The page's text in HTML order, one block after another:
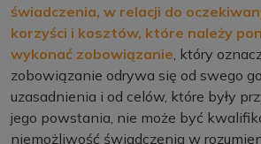
świadczenia, w relacji do
korzyści i kosztów, które należy
wykonać zobowiązanie, który
zobowiązanie odrywa się od swego
uzasadnienia i od celów, które były
jego powstania, nie może być
niemożliwość świadczenia w